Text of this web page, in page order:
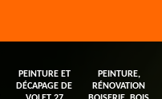
PEINTURE ET
DÉCAPAGE DE
PEINTURE,
RÉNOVATION